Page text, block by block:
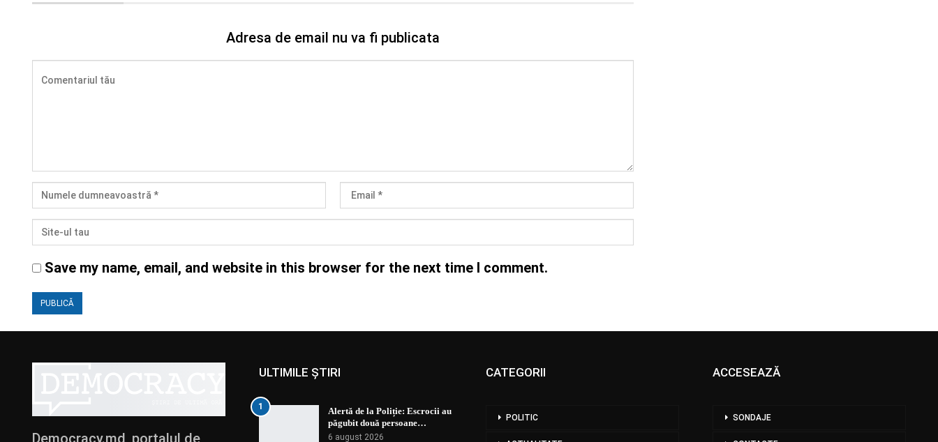
Adresa de email nu va fi publicata
Save my name, email, and website in this browser for the next time I comment.
Democracy.md, portalul de
ULTIMILE ȘTIRI
1
Alertă de la Poliție: Escrocii au
păgubit două persoane…
6 august 2026
CATEGORII
POLITIC
ACCESEAZĂ
SONDAJE